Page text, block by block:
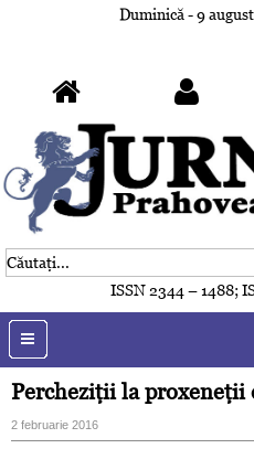
Duminică - 9
ISSN 2344 – 1488;
Percheziţii la proxeneţii
2 februarie 2016